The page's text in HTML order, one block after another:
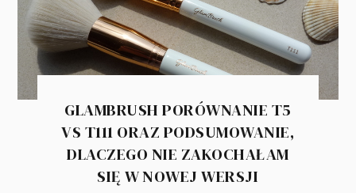
GLAMBRUSH PORÓWNANIE T5
VS T111 ORAZ PODSUMOWANIE,
DLACZEGO NIE ZAKOCHAŁAM
SIĘ W NOWEJ WERSJI